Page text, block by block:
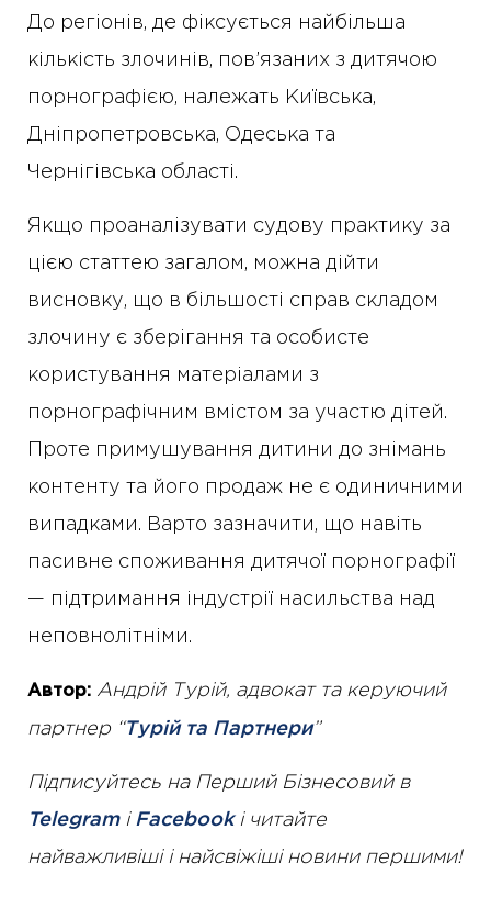
До регіонів, де фіксується найбільша
кількість злочинів, пов’язаних з дитячою
порнографією, належать Київська,
Дніпропетровська, Одеська та
Чернігівська області.
Якщо проаналізувати судову практику за
цією статтею загалом, можна дійти
висновку, що в більшості справ складом
злочину є зберігання та особисте
користування матеріалами з
порнографічним вмістом за участю дітей.
Проте примушування дитини до знімань
контенту та його продаж не є одиничними
випадками. Варто зазначити, що навіть
пасивне споживання дитячої порнографії
— підтримання індустрії насильства над
неповнолітніми.
Автор: Андрій Турій, адвокат та керуючий
партнер “Турій та Партнери”
Підписуйтесь на Перший Бізнесовий в
Telegramі Facebookі читайте
найважливіші і найсвіжіші новини першими!